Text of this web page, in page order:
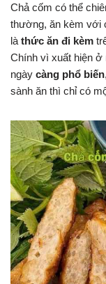
Chả cốm có thể
thường, ăn kèm với
là thức ăn đi kèm
Chính vì xuất hiện ở
ngày càng phổ biến
sành ăn thì chỉ có